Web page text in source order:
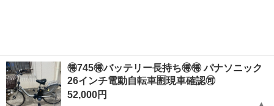
🉐745🉐バッテリー長持ち🉐🉐 パナソニック
26インチ電動自転車🈹現車確認🉑
52,000円